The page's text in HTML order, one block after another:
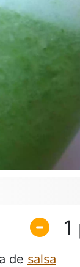
1
de salsa